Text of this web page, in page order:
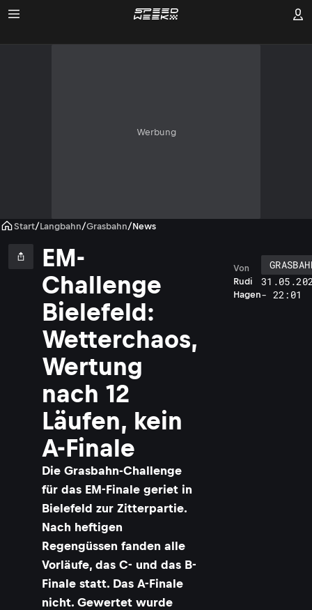
Werbung
Start/Langbahn/Grasbahn/News
EM-
Challenge
Bielefeld:
Wetterchaos,
Wertung
nach 12
Läufen, kein
A-Finale
Die Grasbahn-Challenge
für das EM-Finale geriet in
Bielefeld zur Zitterpartie.
Nach heftigen
Regengüssen fanden alle
Vorläufe, das C- und das B-
Finale statt. Das A-Finale
nicht. Gewertet wurde
Rudi
Hagen
Von
- 22:01